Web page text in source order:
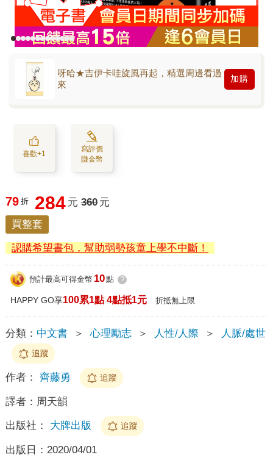
呀哈★吉伊卡哇旋風再起，精選周邊看過
來
加購
喜歡+1
寫評價
賺金幣
79 折 284 元 360 元
買整套
認購希望書包，幫助弱勢孩童上學不中斷！
預計最高可得金幣 10點 ?
HAPPY GO享100累1點 4點抵1元 折抵無上限
分類： 中文書 ＞ 心理勵志 ＞ 人性/人際 ＞ 人脈/處世
追蹤
作者： 齊藤勇 追蹤
譯者： 周天韻
出版社： 大牌出版 追蹤
出版日： 2020/04/01